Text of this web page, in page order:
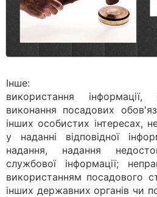
Інше:
використання
виконання посадових
інших особистих інтересах,
у наданні відповідної
надання, надання
службової інформації;
використанням посадового
інших державних органів чи